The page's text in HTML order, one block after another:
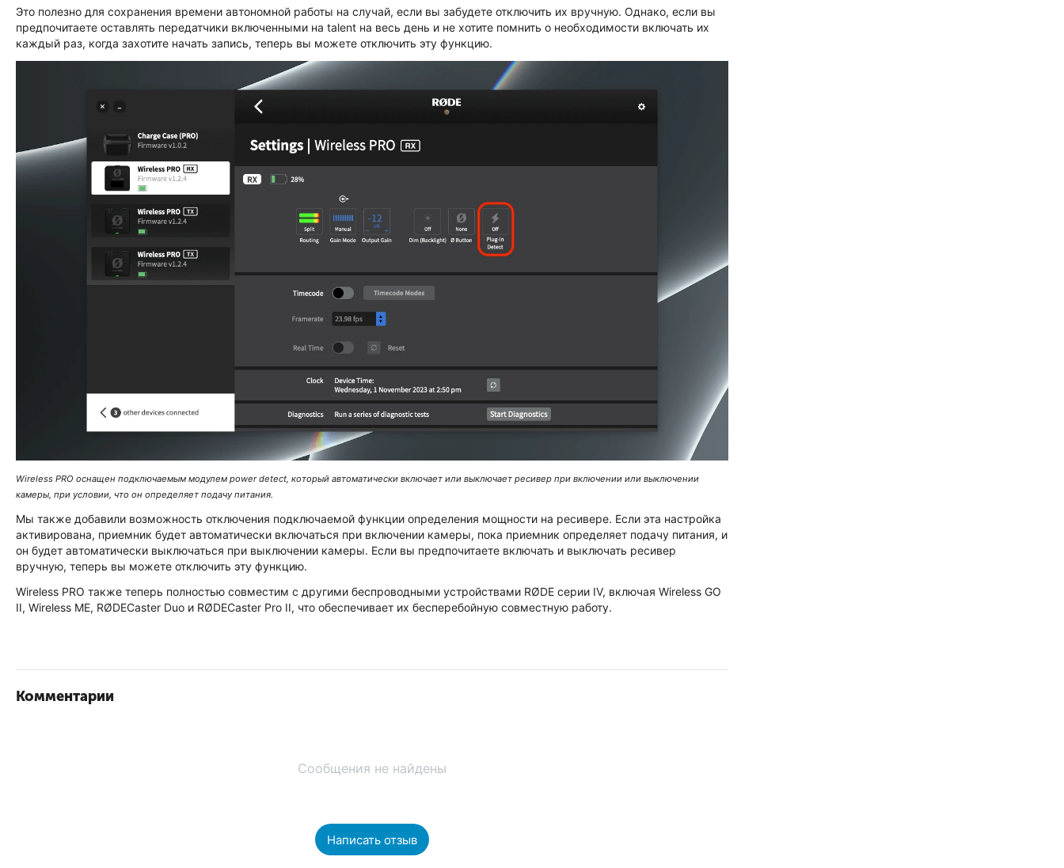
Это полезно для сохранения времени автономной работы на случай, если вы забудете отключить их вручную. Однако, если вы
предпочитаете оставлять передатчики включенными на talent на весь день и не хотите помнить о необходимости включать их
каждый раз, когда захотите начать запись, теперь вы можете отключить эту функцию.
Wireless PRO оснащен подключаемым модулем power detect, который автоматически включает или выключает ресивер при включении или выключении
камеры, при условии, что он определяет подачу питания.
Мы также добавили возможность отключения подключаемой функции определения мощности на ресивере. Если эта настройка
активирована, приемник будет автоматически включаться при включении камеры, пока приемник определяет подачу питания, и
он будет автоматически выключаться при выключении камеры. Если вы предпочитаете включать и выключать ресивер
вручную, теперь вы можете отключить эту функцию.
Wireless PRO также теперь полностью совместим с другими беспроводными устройствами RØDE серии IV, включая Wireless GO
II, Wireless ME, RØDECaster Duo и RØDECaster Pro II, что обеспечивает их бесперебойную совместную работу.
Комментарии
Сообщения не найдены
Написать отзыв